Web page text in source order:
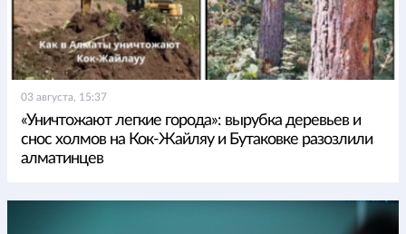
03 августа, 15:37
«Уничтожают легкие города»: вырубка деревьев и
снос холмов на Кок-Жайляу и Бутаковке разозлили
алматинцев